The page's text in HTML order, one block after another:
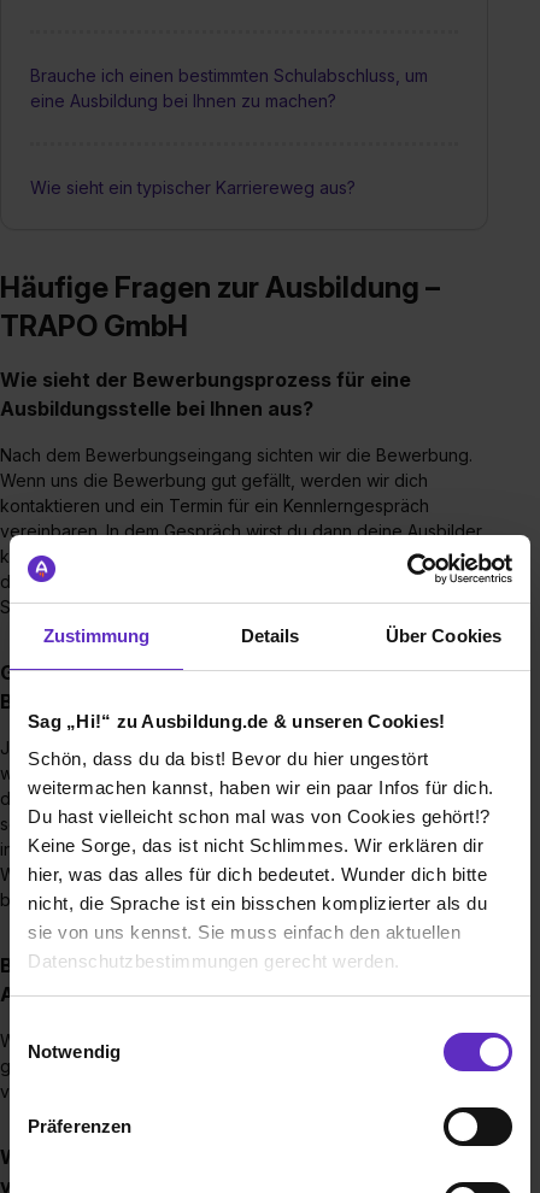
Zustimmung Details Über Cookies
Sag „Hi!“ zu Ausbildung.de & unseren Cookies!
Schön, dass du da bist! Bevor du hier ungestört
weitermachen kannst, haben wir ein paar Infos für dich.
Du hast vielleicht schon mal was von Cookies gehört!?
Keine Sorge, das ist nicht Schlimmes. Wir erklären dir
hier, was das alles für dich bedeutet. Wunder dich bitte
nicht, die Sprache ist ein bisschen komplizierter als du
sie von uns kennst. Sie muss einfach den aktuellen
Datenschutzbestimmungen gerecht werden.
Benutzung der Webseite getroffenen Einstellungen zu
Notwendig
Präferenzen
Brauche ich einen bestimmten Schulabschluss, um
eine Ausbildung bei Ihnen zu machen?
Wie sieht ein typischer Karriereweg aus?
Häufige Fragen zur Ausbildung –
TRAPO GmbH
Wie sieht der Bewerbungsprozess für eine
Ausbildungsstelle bei Ihnen aus?
Nach dem Bewerbungseingang sichten wir die Bewerbung.
Wenn uns die Bewerbung gut gefällt, werden wir dich
kontaktieren und ein Termin für ein Kennlerngespräch
vereinbaren. In dem Gespräch wirst du dann deine Ausbilder
kennenlernen und wir erfahren noch mehr über dich. Wenn
das Gespräch gut läuft, laden wir dich gerne immer zu 1-2
Schnuppertage bei uns im Unternehmen ein.
Gibt es typische Fragen, die Sie in einem
Bewerbungsgespräch stellen?
Ja, einige Fragen haben sich bewährt. Zum Beispiel fragen
wir häufig nach der Motivation: „Warum hast du dich für
diesen Ausbildungsberuf entschieden?“ oder „Hast du
schon Praktika in diesem Bereich gemacht"?“ Außerdem
interessiert uns, was die Bewerber in Ihrer Freizeit machen.
Wichtig ist uns dabei, dass die Bewerber authentisch
bleiben.
Bis wann muss man sich für einen
Ausbildungsplatz bewerben?
Wir haben keine Bewerbungsfrist. Daher kannst du dich
gerne jederzeit bewerben. Wir haben auch schon oft kurz
vor Ausbildungsstart noch tolle Auszubildende eingestellt.
Wie werden Ausbildungsstellen bei Ihnen
vergütet?